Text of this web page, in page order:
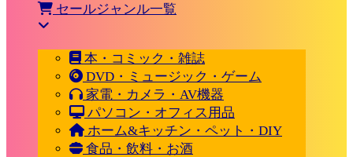
セールジャンル一覧
本・コミック・雑誌
DVD・ミュージック・ゲーム
家電・カメラ・AV機器
パソコン・オフィス用品
ホーム&キッチン・ペット・DIY
食品・飲料・お酒